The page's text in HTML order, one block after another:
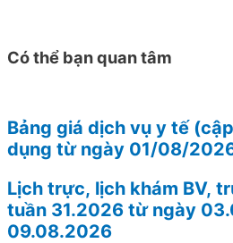
Có thể bạn quan tâm
Bảng giá dịch vụ y tế
dụng từ ngày 01/08/
Lịch trực, lịch khám BV,
tuần 31.2026 từ ngày
09.08.2026